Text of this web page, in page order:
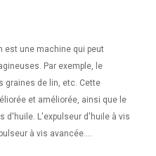
est une machine qui peut
Par exemple, le
graines de lin, etc. Cette
et améliorée, ainsi que le
d'huile. L'expulseur d'huile à vis
à vis avancée.